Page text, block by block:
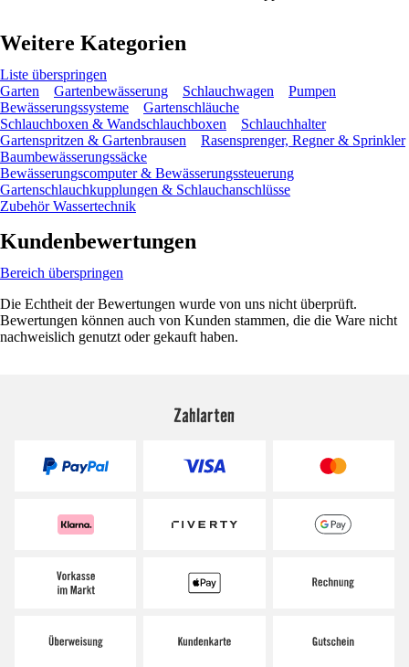
Weitere Kategorien
Liste überspringen
Garten
Gartenbewässerung Schlauchwagen
Pumpen
Bewässerungssysteme
Gartenschläuche
Schlauchboxen & Wandschlauchboxen
Schlauchhalter
Gartenspritzen & Gartenbrausen
Rasensprenger, Regner & Sprinkler
Baumbewässerungssäcke
Bewässerungscomputer & Bewässerungssteuerung
Gartenschlauchkupplungen & Schlauchanschlüsse
Zubehör Wassertechnik
Kundenbewertungen
Bereich überspringen
Die Echtheit der Bewertungen wurde von uns nicht überprüft.
Bewertungen können auch von Kunden stammen, die die Ware nicht
nachweislich genutzt oder gekauft haben.
Zahlarten